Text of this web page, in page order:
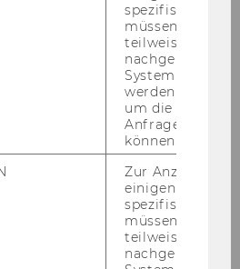
und Bil­dern
spezifischen
müssen
teilweise von
nachgelagerten
System
werden.
um die Antwort
Anfrage
können.
Zur Anzeige von
einigen WU-
spezifischen
müssen
teilweise von
nachgelagerten